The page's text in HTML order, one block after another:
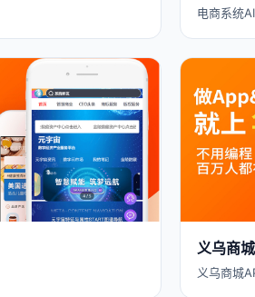
电商系统
义乌商
义乌商城